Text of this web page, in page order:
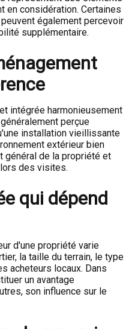
en considération. Certaines
également percevoir
supplémentaire.
intégrée harmonieusement
perçue
installation vieillissante
extérieur bien
général de la propriété et
des visites.
qui dépend
d'une propriété varie
la taille du terrain, le type
acheteurs locaux. Dans
un avantage
son influence sur le